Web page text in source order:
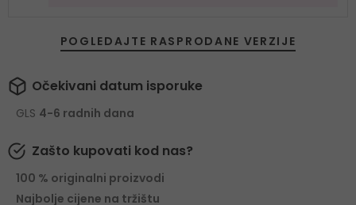
POGLEDAJTE RASPRODANE VERZIJE
Očekivani datum isporuke
GLS 4-6 radnih dana
Zašto kupovati kod nas?
100 % originalni proizvodi
Najbolje cijene na tržištu